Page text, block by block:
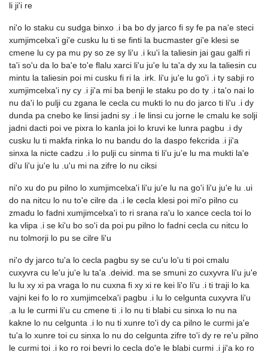
li ji'i re
ni'o lo staku cu sudga binxo .i ba bo dy jarco fi sy fe pa na'e steci
xumjimcelxa'i gi'e cusku lu ti se finti la bucmaster gi'e klesi se
cmene lu cy pa mu py so ze sy li'u .i ku'i la taliesin jai gau galfi ri
ta'i so'u da lo ba'e to'e flalu xarci li'u ju'e lu ta'a dy xu la taliesin cu
mintu la taliesin poi mi cusku fi ri la .irk. li'u ju'e lu go'i .i ty sabji ro
xumjimcelxa'i ny cy .i ji'a mi ba benji le staku po do ty .i ta'o nai lo
nu da'i lo pulji cu zgana le cecla cu mukti lo nu do jarco ti li'u .i dy
dunda pa cnebo ke linsi jadni sy .i le linsi cu jorne le cmalu ke solji
jadni dacti poi ve pixra lo kanla joi lo kruvi ke lunra pagbu .i dy
cusku lu ti makfa rinka lo nu bandu do la daspo fekcrida .i ji'a
sinxa la nicte cadzu .i lo pulji cu sinma ti li'u ju'e lu ma mukti la'e
di'u li'u ju'e lu .u'u mi na zifre lo nu ciksi
ni'o xu do pu pilno lo xumjimcelxa'i li'u ju'e lu na go'i li'u ju'e lu .ui
do na nitcu lo nu to'e cilre da .i le cecla klesi poi mi'o pilno cu
zmadu lo fadni xumjimcelxa'i to ri srana ra'u lo xance cecla toi lo
ka vlipa .i se ki'u bo so'i da poi pu pilno lo fadni cecla cu nitcu lo
nu tolmorji lo pu se cilre li'u
ni'o dy jarco tu'a lo cecla pagbu sy se cu'u lo'u ti poi cmalu
cuxyvra cu le'u ju'e lu ta'a .deivid. ma se smuni zo cuxyvra li'u ju'e
lu lu xy xi pa vraga lo nu cuxna fi xy xi re kei li'o li'u .i ti traji lo ka
vajni kei fo lo ro xumjimcelxa'i pagbu .i lu lo celgunta cuxyvra li'u
.a lu le curmi li'u cu cmene ti .i lo nu ti blabi cu sinxa lo nu na
kakne lo nu celgunta .i lo nu ti xunre to'i dy ca pilno le curmi ja'e
tu'a lo xunre toi cu sinxa lo nu do celgunta zifre to'i dy re re'u pilno
le curmi toi .i ko ro roi bevri lo cecla do'e le blabi curmi .i ji'a ko ro